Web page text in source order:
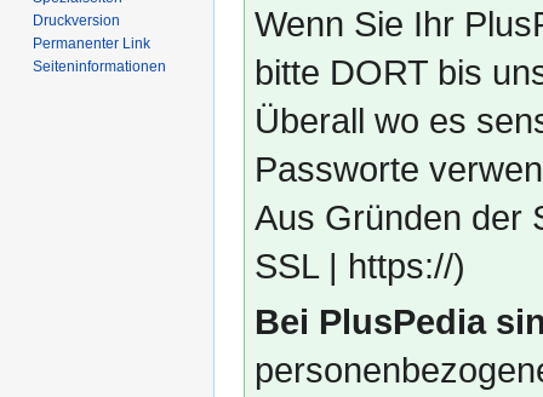
Wenn Sie Ihr
bitte DORT bis
Überall wo es
Passworte
Aus Gründen der
SSL | https://)
Bei PlusPedia
Druckversion
Permanenter Link
Seiten­­informationen